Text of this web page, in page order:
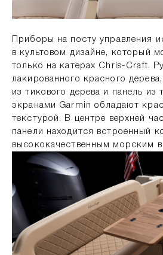
Приборы на посту управления
в культовом дизайне, который
только на катерах Chris-Craft.
лакированного красного
из тикового дерева и панель из
экранами Garmin обладают
текстурой. В центре верхней
панели находится встроенный
высококачественным морским